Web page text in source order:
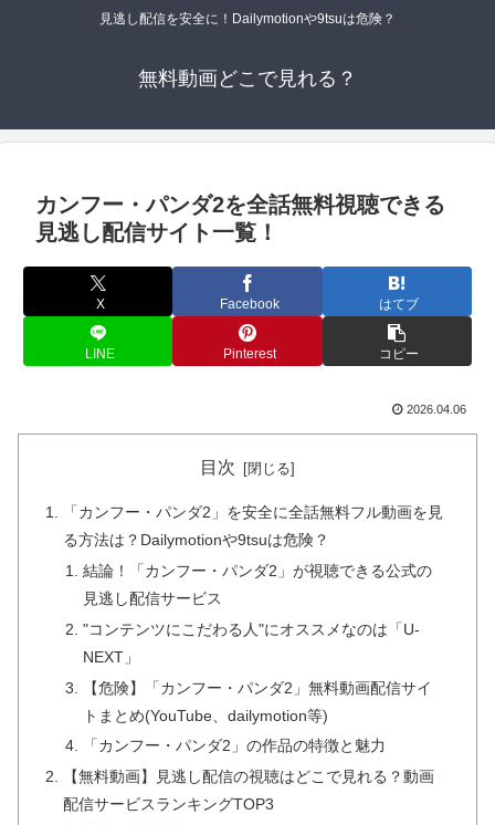
見逃し配信を安全に！Dailymotionや9tsuは危険？
無料動画どこで見れる？
カンフー・パンダ2を全話無料視聴できる
見逃し配信サイト一覧！
X Facebook はてブ
LINE Pinterest コピー
2026.04.06
目次
「カンフー・パンダ2」を安全に全話無料フル動画を見
る方法は？Dailymotionや9tsuは危険？
結論！「カンフー・パンダ2」が視聴できる公式の
見逃し配信サービス
"コンテンツにこだわる人"にオススメなのは「U-
NEXT」
【危険】「カンフー・パンダ2」無料動画配信サイ
トまとめ(YouTube、dailymotion等)
「カンフー・パンダ2」の作品の特徴と魅力
【無料動画】見逃し配信の視聴はどこで見れる？動画
配信サービスランキングTOP3